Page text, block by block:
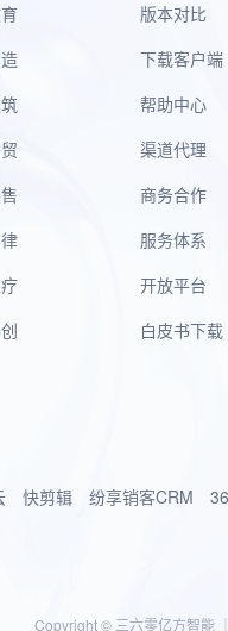
版本对比
下载客户端
帮助中心
渠道代理
商务合作
服务体系
开放平台
白皮书下载
快剪辑 纷享销客CRM
Copyright © 三六零亿方智能 ｜